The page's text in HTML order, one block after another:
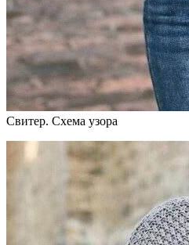
Свитер. Схема узора